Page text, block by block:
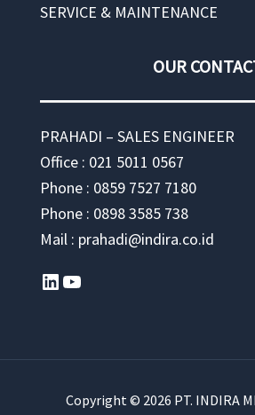
SERVICE & MAINTENANCE
OUR
PRAHADI – SALES ENGINEER
Office : 021 5011 0567
Phone : 0859 7527 7180
Phone : 0898 3585 738
Mail : prahadi@indira.co.id
LinkedIn YouTube
Copyright © 2026 PT. INDIRA